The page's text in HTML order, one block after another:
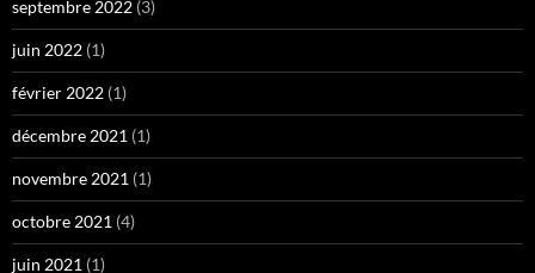
septembre 2022 (3)
juin 2022 (1)
février 2022 (1)
décembre 2021 (1)
novembre 2021 (1)
octobre 2021 (4)
juin 2021 (1)